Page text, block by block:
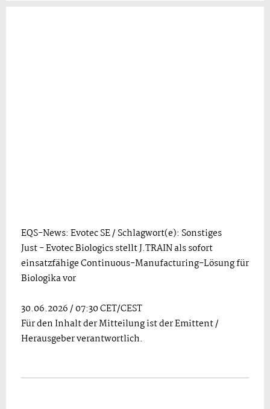
EQS-News: Evotec SE / Schlagwort(e): Sonstiges
Just - Evotec Biologics stellt J.TRAIN als sofort
einsatzfähige Continuous-Manufacturing-Lösung für
Biologika vor
30.06.2026 / 07:30 CET/CEST
Für den Inhalt der Mitteilung ist der Emittent /
Herausgeber verantwortlich.